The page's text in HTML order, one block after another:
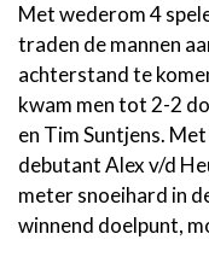
Met wederom 4
traden de mannen
achterstand te
kwam men tot 2-2
en Tim Suntjens.
debutant Alex v/d
meter snoeihard in
winnend doelpunt,